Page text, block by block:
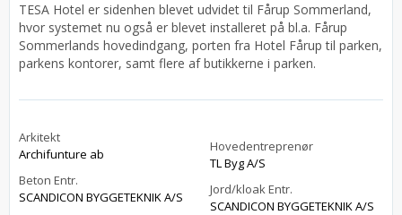
TESA Hotel er sidenhen blevet udvidet til Fårup Sommerland,
hvor systemet nu også er blevet installeret på bl.a. Fårup
Sommerlands hovedindgang, porten fra Hotel Fårup til parken,
parkens kontorer, samt flere af butikkerne i parken.
Arkitekt
Archifunture ab
Beton Entr.
SCANDICON BYGGETEKNIK A/S
Hovedentreprenør
TL Byg A/S
Jord/kloak Entr.
SCANDICON BYGGETEKNIK A/S